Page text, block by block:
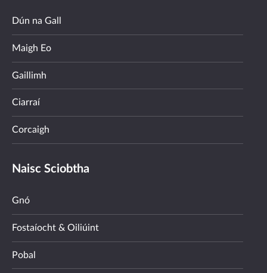
Dún na Gall
Maigh Eo
Gaillimh
Ciarraí
Corcaigh
Naisc Sciobtha
Gnó
Fostaíocht & Oiliúint
Pobal